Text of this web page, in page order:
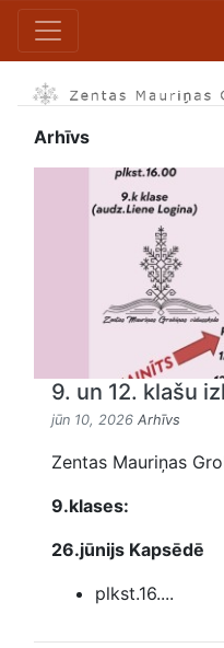
Arhīvs
9. un 12. klašu
jūn 10, 2026 Arhīvs
Zentas Mauriņas
9.klases:
26.jūnijs Kapsēdē
plkst.16....